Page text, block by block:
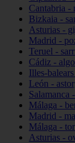
Cantabria -
Bizkaia -
Asturias -
Madrid -
Teruel -
Cádiz -
Illes-
León -
Salamanca
Málaga -
Madrid -
Málaga -
Asturias -